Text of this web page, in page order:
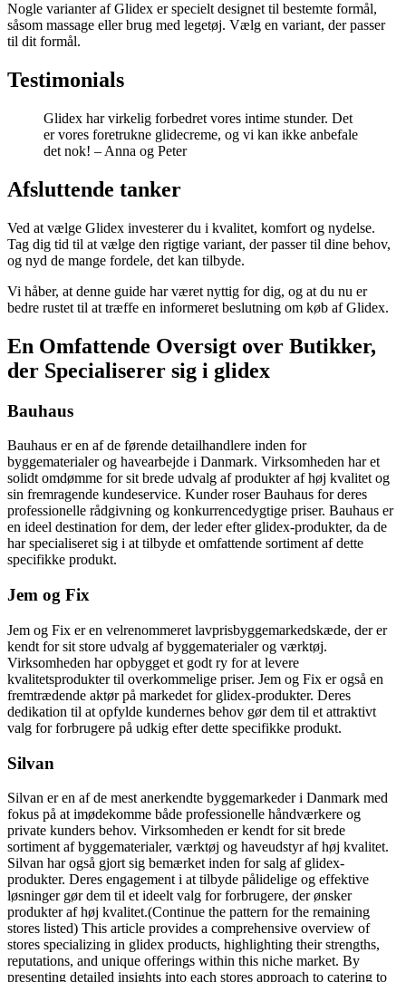
Nogle varianter af Glidex er specielt designet til bestemte formål,
såsom massage eller brug med legetøj. Vælg en variant, der passer
til dit formål.
Testimonials
Glidex har virkelig forbedret vores intime stunder. Det
er vores foretrukne glidecreme, og vi kan ikke anbefale
det nok! – Anna og Peter
Afsluttende tanker
Ved at vælge Glidex investerer du i kvalitet, komfort og nydelse.
Tag dig tid til at vælge den rigtige variant, der passer til dine behov,
og nyd de mange fordele, det kan tilbyde.
Vi håber, at denne guide har været nyttig for dig, og at du nu er
bedre rustet til at træffe en informeret beslutning om køb af Glidex.
En Omfattende Oversigt over Butikker,
der Specialiserer sig i glidex
Bauhaus
Bauhaus er en af de førende detailhandlere inden for
byggematerialer og havearbejde i Danmark. Virksomheden har et
solidt omdømme for sit brede udvalg af produkter af høj kvalitet og
sin fremragende kundeservice. Kunder roser Bauhaus for deres
professionelle rådgivning og konkurrencedygtige priser. Bauhaus er
en ideel destination for dem, der leder efter glidex-produkter, da de
har specialiseret sig i at tilbyde et omfattende sortiment af dette
specifikke produkt.
Jem og Fix
Jem og Fix er en velrenommeret lavprisbyggemarkedskæde, der er
kendt for sit store udvalg af byggematerialer og værktøj.
Virksomheden har opbygget et godt ry for at levere
kvalitetsprodukter til overkommelige priser. Jem og Fix er også en
fremtrædende aktør på markedet for glidex-produkter. Deres
dedikation til at opfylde kundernes behov gør dem til et attraktivt
valg for forbrugere på udkig efter dette specifikke produkt.
Silvan
Silvan er en af de mest anerkendte byggemarkeder i Danmark med
fokus på at imødekomme både professionelle håndværkere og
private kunders behov. Virksomheden er kendt for sit brede
sortiment af byggematerialer, værktøj og haveudstyr af høj kvalitet.
Silvan har også gjort sig bemærket inden for salg af glidex-
produkter. Deres engagement i at tilbyde pålidelige og effektive
løsninger gør dem til et ideelt valg for forbrugere, der ønsker
produkter af høj kvalitet.(Continue the pattern for the remaining
stores listed) This article provides a comprehensive overview of
stores specializing in glidex products, highlighting their strengths,
reputations, and unique offerings within this niche market. By
presenting detailed insights into each stores approach to catering to